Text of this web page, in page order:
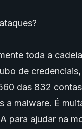
toda a
de
das 832
a malware. É
para ajudar na